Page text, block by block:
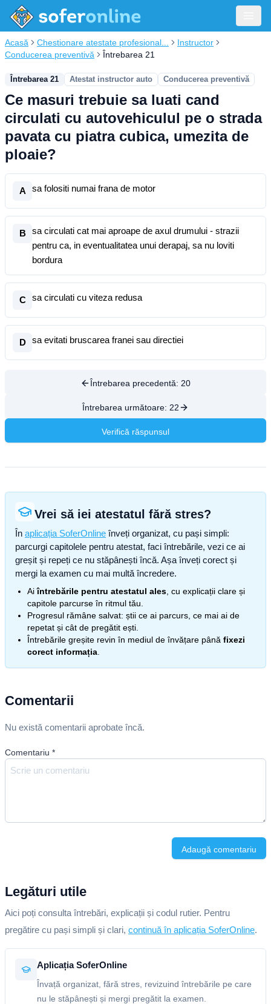
Acasă Chestionare atestate profesional...
Instructor
Conducerea preventivă
Întrebarea 21
Întrebarea 21 Atestat instructor auto Conducerea preventivă
Ce masuri trebuie sa luati cand
circulati cu autovehiculul pe o strada
pavata cu piatra cubica, umezita de
ploaie?
A sa folositi numai frana de motor
B
sa circulati cat mai aproape de axul drumului - strazii
pentru ca, in eventualitatea unui derapaj, sa nu loviti
bordura
C sa circulati cu viteza redusa
D sa evitati bruscarea franei sau directiei
Întrebarea precedentă: 20
Întrebarea următoare: 22
Verifică răspunsul
Vrei să iei atestatul fără stres?
În aplicația SoferOnline înveți organizat, cu pași simpli:
parcurgi capitolele pentru atestat, faci întrebările, vezi ce ai
greșit și repeți ce nu stăpânești încă. Așa înveți corect și
mergi la examen cu mai multă încredere.
Aiîntrebările pentru atestatul ales , cu explicații clare și
capitole parcurse în ritmul tău.
Progresul rămâne salvat: știi ce ai parcurs, ce mai ai de
repetat și cât de pregătit ești.
Întrebările greșite revin în mediul de învățare până fixezi
corect informația
Comentarii
Nu există comentarii aprobate încă.
Comentariu *
Adaugă comentariu
Legături utile
Aici poți consulta întrebări, explicații și codul rutier. Pentru
pregătire cu pași simpli și clari, continuă în aplicația SoferOnline.
Aplicația SoferOnline
Învață organizat, fără stres, revizuind întrebările pe care
nu le stăpânești și mergi pregătit la examen.